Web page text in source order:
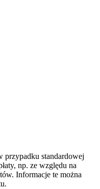
przypadku standardowej
np. ze względu na
Informacje te można